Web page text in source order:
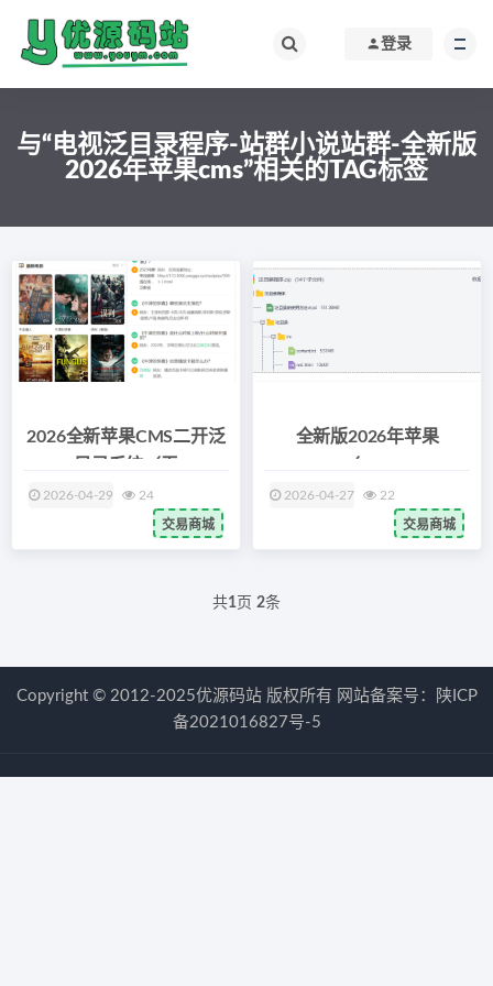
登录
与“电视泛目录程序-站群小说站群-全新版
2026年苹果cms”相关的TAG标签
2026全新苹果CMS二开泛
2026-04-29 24
交易商城
全新版2026年苹果
2026-04-27 22
交易商城
共1 页 2条
Copyright © 2012-2025优源码站 版权所有 网站备案号：
陕ICP
备2021016827号-5